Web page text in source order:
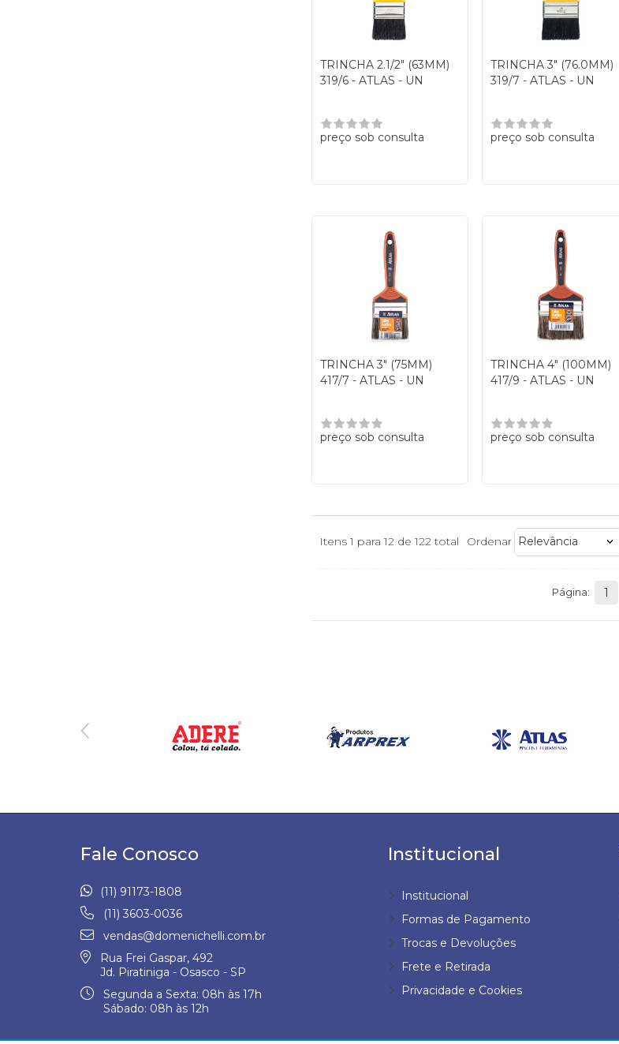
TRINCHA 2.1/2" (63MM)
319/6 - ATLAS - UN
preço sob consulta
TRINCHA 3" (76.0MM)
319/7 - ATLAS - UN
preço sob consulta
TRINCHA 3" (75MM)
417/7 - ATLAS - UN
preço sob consulta
TRINCHA 4" (100MM)
417/9 - ATLAS - UN
preço sob consulta
Itens 1 para 12 de 122 total Ordenar Relevância
Página: 1
Fale Conosco
(11) 91173-1808
(11) 3603-0036
vendas@domenichelli.com.br
Rua Frei Gaspar, 492
Jd. Piratiniga - Osasco - SP
Segunda a Sexta: 08h às 17h
Sábado: 08h às 12h
Institucional
Institucional
Formas de Pagamento
Trocas e Devoluções
Frete e Retirada
Privacidade e Cookies